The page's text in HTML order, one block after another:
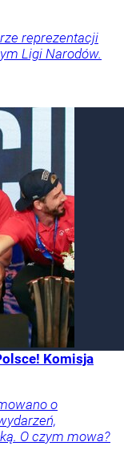
reprezentacji
Ligi Narodów.
Komisja
o
O czym mowa?